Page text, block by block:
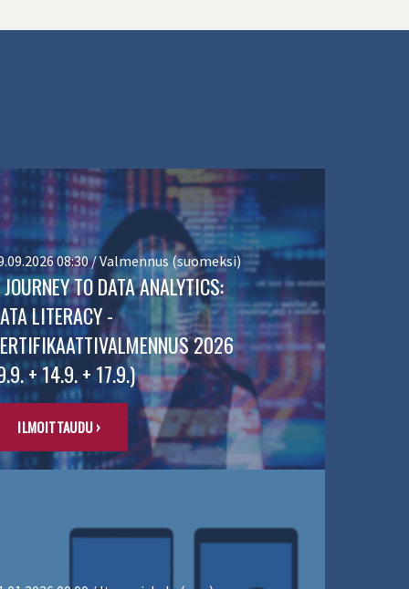
08:30 / Valmennus (suomeksi)
TO DATA ANALYTICS:
LITERACY -
2026
+ 14.9. + 17.9.)
ILMOITTAUDU ›